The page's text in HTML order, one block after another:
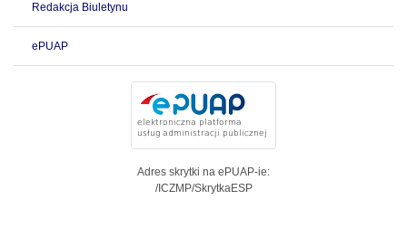
Redakcja Biuletynu
ePUAP
Adres skrytki na ePUAP-ie:
/ICZMP/SkrytkaESP